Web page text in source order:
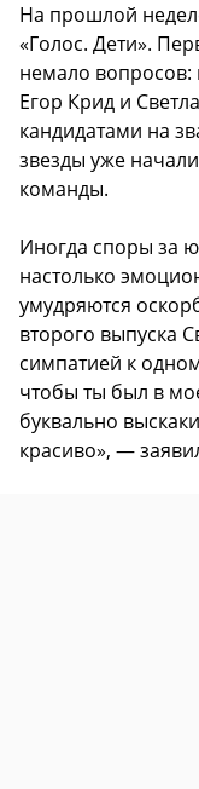
На прошлой
«Голос. Дети».
немало вопросов:
Егор Крид и
кандидатами на
звезды уже
команды.
Иногда споры за
настолько
умудряются
второго выпуска
симпатией к
чтобы ты был в
буквально
красиво», —